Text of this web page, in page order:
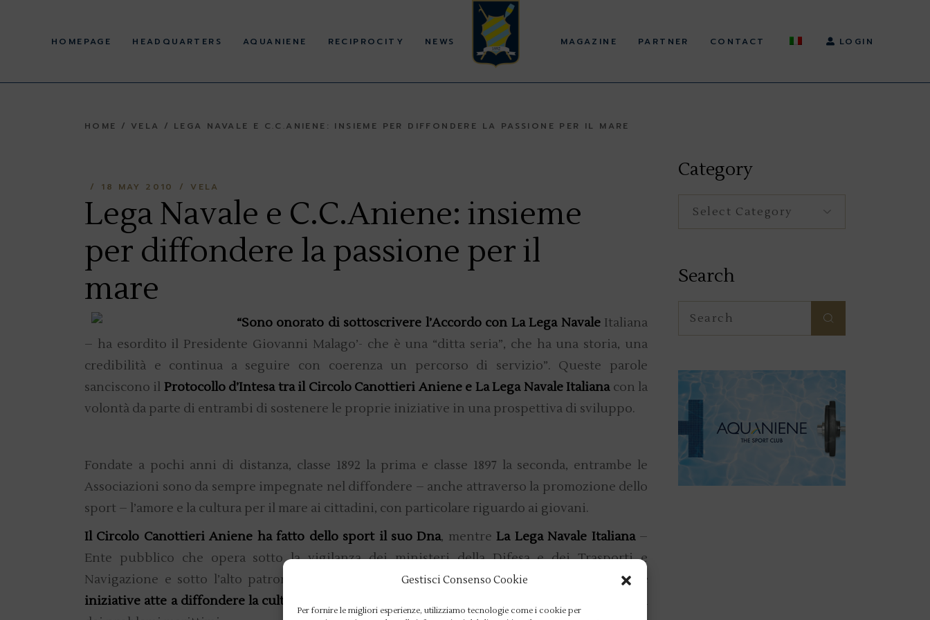
Gestisci Consenso Cookie
Per fornire le migliori esperienze, utilizziamo tecnologie come i cookie per
HOMEPAGE HEADQUARTERS
Corporate offices
Decree 36/2021 and
39/2021
Facilities
AQUANIENE RECIPROCITY NEWS MAGAZINE PARTNER CONTACT LOGIN
Corporate offices
Regulations and acts
39/2021
HOME VELA LEGA NAVALE E C.C.ANIENE: INSIEME PER DIFFONDERE LA PASSIONE PER IL MARE
18 MAY 2010 VELA
Lega Navale e C.C.Aniene: insieme
per diffondere la passione per il
mare
“Sono onorato di sottoscrivere l’Accordo con La Lega NavaleItaliana
– ha esordito il Presidente Giovanni Malago’- che è una “ditta seria”, che ha una storia, una
credibilità e continua a seguire con coerenza un percorso di servizio”. Queste parole
sanciscono il Protocollo d’Intesa tra il Circolo Canottieri Aniene e La Lega Navale Italianacon la
volontà da parte di entrambi di sostenere le proprie iniziative in una prospettiva di sviluppo.
Fondate a pochi anni di distanza, classe 1892 la prima e classe 1897 la seconda, entrambe le
Associazioni sono da sempre impegnate nel diffondere – anche attraverso la promozione dello
sport – l’amore e la cultura per il mare ai cittadini, con particolare riguardo ai giovani.
Il Circolo Canottieri Aniene ha fatto dello sport il suo Dna, mentreLa Lega Navale Italiana–
Ente pubblico che opera sotto la vigilanza dei ministeri della Difesa e dei Trasporti e
Navigazione e sotto l’alto patronato del Presidente della Repubblicapromuove da sempre
iniziative atte a diffondere la cultura e l’amore per il mare
, lo spirito marinaro e la conoscenza
Category
Search
for: